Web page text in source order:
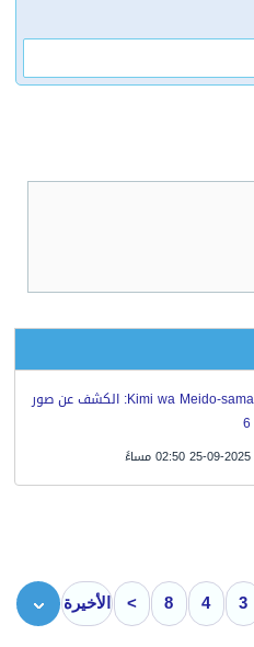
أنمي Kimi wa Meido-sama: الكشف عن صور
25-09-2025 02:50 مساءً
3
4
8
> الأخيرة